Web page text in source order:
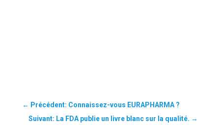
← Précédent: Connaissez-vous EURAPHARMA ?
Suivant: La FDA publie un livre blanc sur la qualité. →